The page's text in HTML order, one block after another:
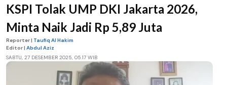
KSPI Tolak UMP DKI Jakarta 2026,
Minta Naik Jadi Rp 5,89 Juta
Reporter | Taufiq Al Hakim
Editor | Abdul Aziz
SABTU, 27 DESEMBER 2025, 05.17 WIB